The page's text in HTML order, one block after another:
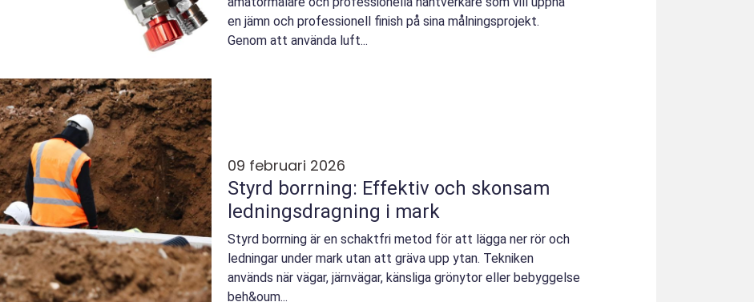
en jämn och professionell finish på sina målningsprojekt.
Genom att använda luft...
09 februari 2026
Styrd borrning: Effektiv och skonsam
ledningsdragning i mark
Styrd borrning är en schaktfri metod för att lägga ner rör och
ledningar under mark utan att gräva upp ytan. Tekniken
används när vägar, järnvägar, känsliga grönytor eller bebyggelse
beh&oum...